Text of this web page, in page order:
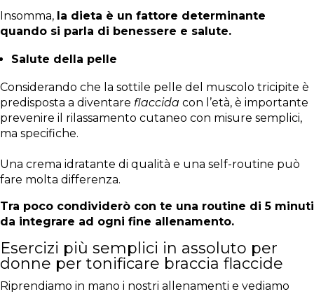
Insomma, la dieta è un fattore determinante
quando si parla di benessere e salute.
Salute della pelle
Considerando che la sottile pelle del muscolo tricipite è
predisposta a diventare flaccida con l’età, è importante
prevenire il rilassamento cutaneo con misure semplici,
ma specifiche.
Una crema idratante di qualità e una self-routine può
fare molta differenza.
Tra poco condividerò con te una routine di 5 minuti
da integrare ad ogni fine allenamento.
Esercizi più semplici in assoluto per
donne per tonificare braccia flaccide
Riprendiamo in mano i nostri allenamenti e vediamo